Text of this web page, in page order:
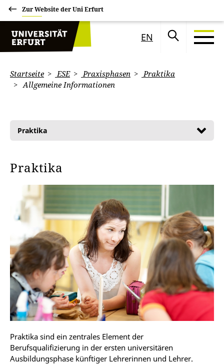
Zur Website der Uni Erfurt
EN
Startseite ESE Praxisphasen
Praktika
Allgemeine Informationen
Praktika
Praktika
Praktika sind ein zentrales Element der
Berufsqualifizierung in der ersten universitären
Ausbildungsphase künftiger Lehrerinnen und Lehrer.